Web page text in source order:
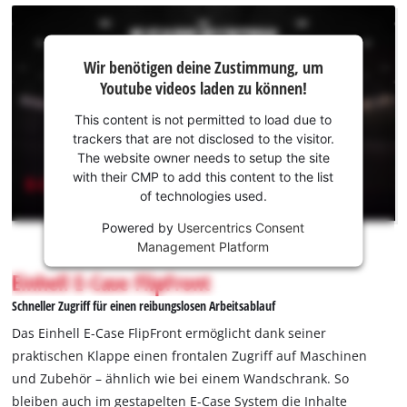
benötigen
deine
Zustimmung,
um Youtube
laden zu
können!
content
permitted
to
due
to
trackers
that
Wir benötigen deine Zustimmung, um
Youtube videos laden zu können!
This content is not permitted to load due to
trackers that are not disclosed to the visitor.
The website owner needs to setup the site
with their CMP to add this content to the list
of technologies used.
Powered by Usercentrics Consent
Management Platform
Einhell E-Case FlipFront
Schneller Zugriff für einen reibungslosen Arbeitsablauf
Das Einhell E-Case FlipFront ermöglicht dank seiner
praktischen Klappe einen frontalen Zugriff auf Maschinen
und Zubehör – ähnlich wie bei einem Wandschrank. So
bleiben auch im gestapelten E-Case System die Inhalte